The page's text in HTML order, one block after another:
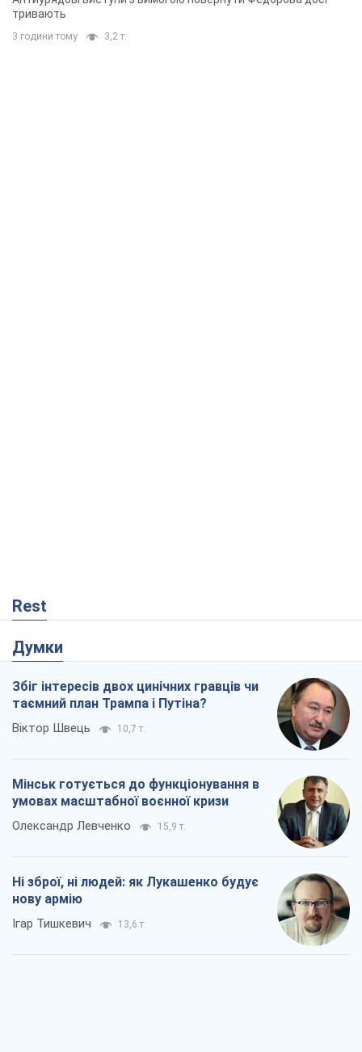
тривають
3 години тому 3,2 т.
Rest
Думки
Збіг інтересів двох цинічних гравців чи
таємний план Трампа і Путіна?
Віктор Швець 10,7 т.
Мінськ готується до функціонування в
умовах масштабної воєнної кризи
Олександр Левченко 15,9 т.
Ні зброї, ні людей: як Лукашенко будує
нову армію
Ігар Тишкевич 13,6 т.